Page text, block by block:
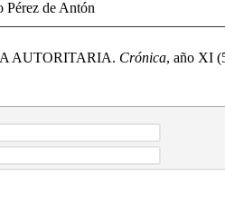
Pérez de Antón
AUTORITARIA. Crónica, año XI